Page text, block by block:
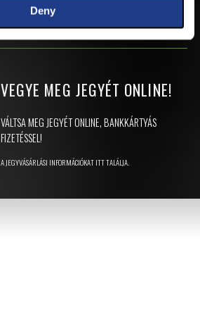
Deny
VEGYE MEG JEGYÉT ONLINE!
VÁLTSA MEG JEGYÉT ONLINE, BANKKÁRTYÁS
FIZETÉSSEL!
A JEGYVÁSÁRLÁSI INFORMÁCIÓKAT ITT TALÁLJA.